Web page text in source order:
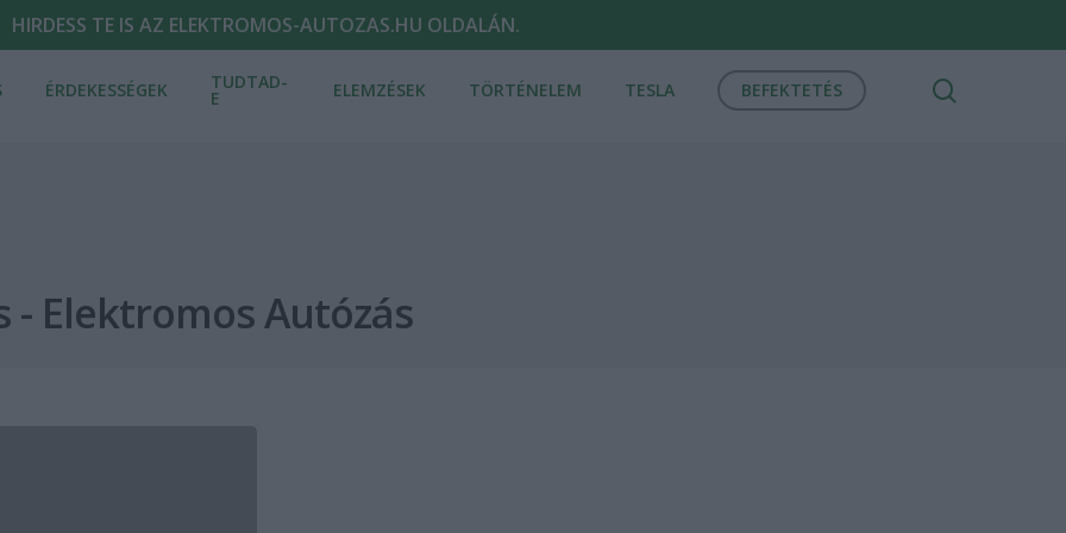
HIRDESS TE IS AZ ELEKTROMOS-AUTOZAS.HU OLDALÁN.
ÉRDEKESSÉGEK TUDTAD-
E ELEMZÉSEK TÖRTÉNELEM TESLA BEFEKTETÉS
- Elektromos Autózás